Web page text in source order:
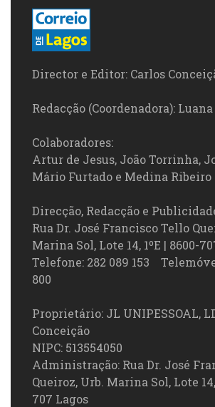
Director e Editor: Carlos
Redacção (Coordenadora):
Colaboradores:
Artur de Jesus, João Torrinha,
Mário Furtado e Medina Ribeiro
Direcção, Redacção e
Rua Dr. José Francisco Tello
Marina Sol, Lote 14, 1ºE | 8600-
Telefone: 282 089 153
800
Proprietário: JL UNIPESSOAL,
Conceição
NIPC: 513554050
Administração: Rua Dr. José
Queiroz, Urb. Marina Sol, Lote 14,
707 Lagos